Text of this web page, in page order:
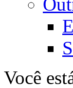
Você